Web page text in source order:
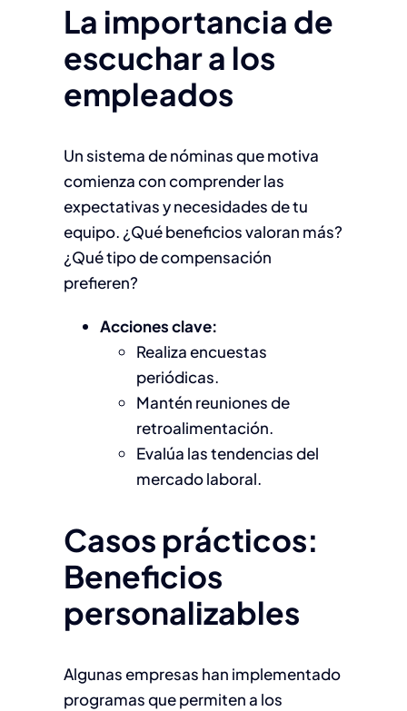
La importancia de
escuchar a los
empleados
Un sistema de nóminas que motiva
comienza con comprender las
expectativas y necesidades de tu
equipo. ¿Qué beneficios valoran más?
¿Qué tipo de compensación
prefieren?
Acciones clave:
Realiza encuestas
periódicas.
Mantén reuniones de
retroalimentación.
Evalúa las tendencias del
mercado laboral.
Casos prácticos:
Beneficios
personalizables
Algunas empresas han implementado
programas que permiten a los